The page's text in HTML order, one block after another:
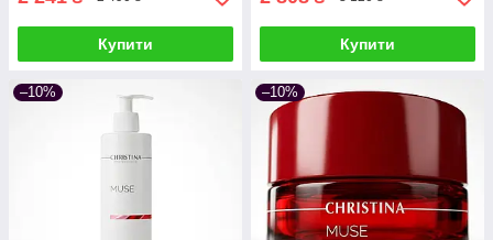
Купити Купити
–10% –10%